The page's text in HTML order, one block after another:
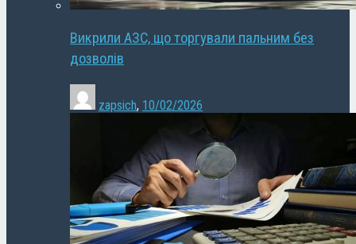
Викрили АЗС, що торгували пальним без
дозволів
zapsich, 10/02/2026